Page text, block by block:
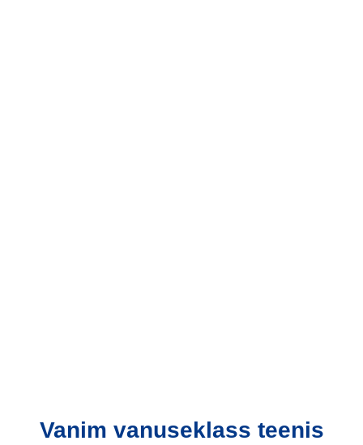
Vanim vanuseklass teenis